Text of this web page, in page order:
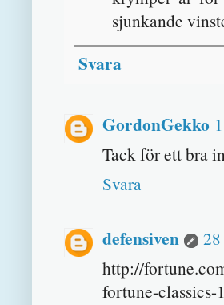
sjunkande
Svara
GordonGekko
Tack för ett bra
Svara
defensiven
http://
fortune-classics-